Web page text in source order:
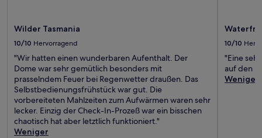
Wilder Tasmania
10/10 Hervorragend
"Wir hatten einen wunderbaren Aufenthalt. Der
Dome war sehr gemütlich besonders mit
prasselndem Feuer bei Regenwetter draußen. Das
Selbstbedienungsfrühstück war gut. Die
vorbereiteten Mahlzeiten zum Aufwärmen waren sehr
lecker. Einzig der Check-In-Prozeß war ein bisschen
chaotisch hat aber letztlich funktioniert."
Weniger
10/10
"Eine
auf den
Weniger